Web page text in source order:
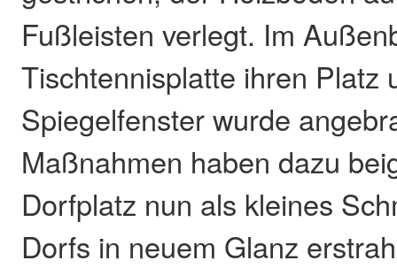
Fußleisten verlegt. Im
Tischtennisplatte ihren Platz
Spiegelfenster wurde
Maßnahmen haben dazu
Dorfplatz nun als kleines
Dorfs in neuem Glanz